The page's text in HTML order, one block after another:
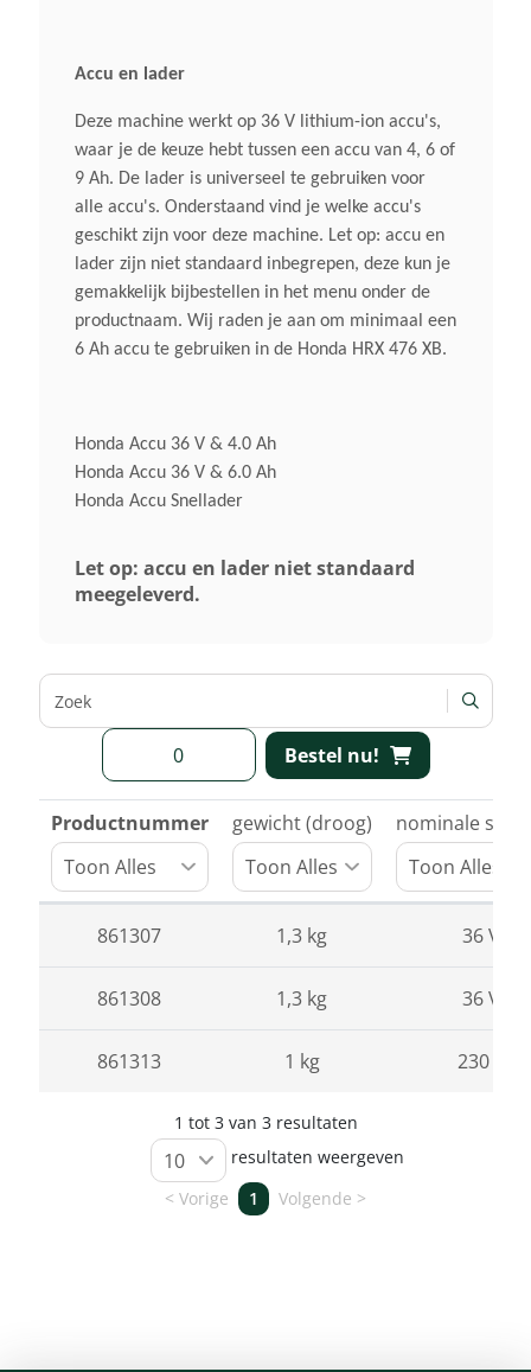
Accu en lader
Deze machine werkt op 36 V lithium-ion accu's,
waar je de keuze hebt tussen een accu van 4, 6 of
9 Ah. De lader is universeel te gebruiken voor
alle accu's. Onderstaand vind je welke accu's
geschikt zijn voor deze machine. Let op: accu en
lader zijn niet standaard inbegrepen, deze kun je
gemakkelijk bijbestellen in het menu onder de
productnaam. Wij raden je aan om minimaal een
6 Ah accu te gebruiken in de Honda HRX 476 XB.
Honda Accu 36 V & 4.0 Ah
Honda Accu 36 V & 6.0 Ah
Honda Accu Snellader
Let op: accu en lader niet standaard
meegeleverd.
36,5 Kg
Max. Gazonoppervlak Accu Dp3640xa
Battery 36 V, 6Ah (Max 485 M²)
(aanbevolen 350 M²)
Bestel nu!
Productnummer gewicht (droog) nominale
861307 1,3 kg 36 V
861308 1,3 kg 36 V
861313 1 kg 230 V
1 tot 3 van 3 resultaten
resultaten weergeven
Vorige
1 Volgende